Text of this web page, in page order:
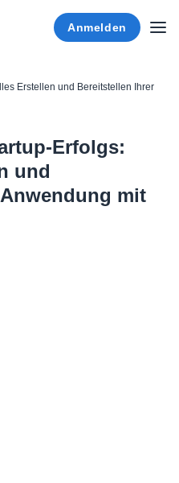
Anmelden
Erstellen und Bereitstellen Ihrer
Erfolgs:
und
mit